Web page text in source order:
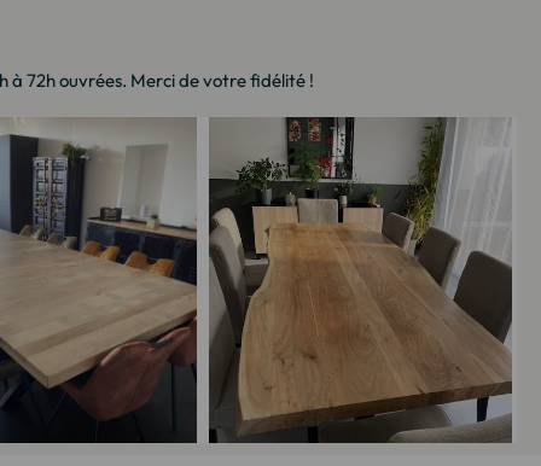
à 72h ouvrées. Merci de votre fidélité !